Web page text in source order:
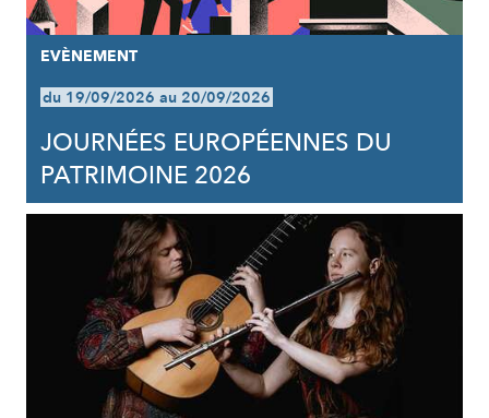
EVÈNEMENT
du 19/09/2026 au 20/09/2026
JOURNÉES EUROPÉENNES DU
PATRIMOINE 2026